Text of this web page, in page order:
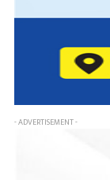
- ADVERTISEMENT -